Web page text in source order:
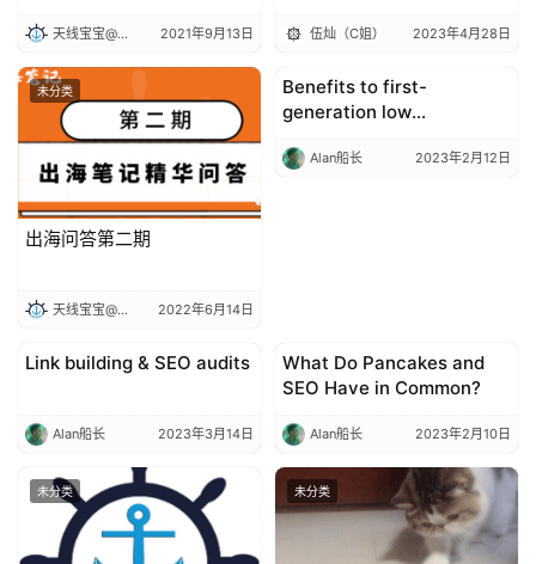
天线宝宝@出海笔记 2021年9月13日 伍灿（C姐） 2023年4月28日
未分类
出海问答第二期
天线宝宝@出海笔记 2022年6月14日
Entrepreneurship
Benefits to first-
generation low
Alan船长 2023年2月12日
Entrepreneurship
Link building & SEO audits
Alan船长 2023年3月14日
Entrepreneurship
What Do Pancakes and
SEO Have in Common?
Alan船长 2023年2月10日
未分类 未分类